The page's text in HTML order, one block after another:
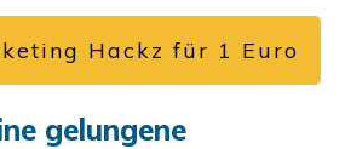
Hackz für 1 Euro
gelungene